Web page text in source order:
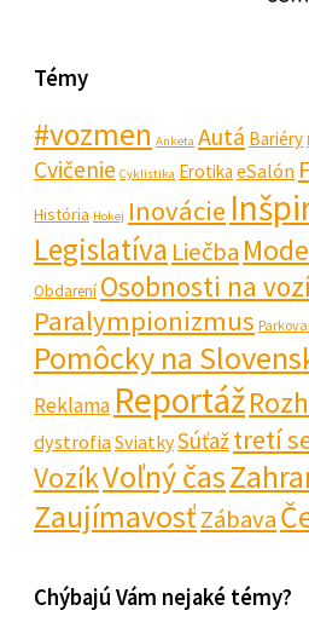
Témy
#vozmen Anketa Autá Bariéry
Cvičenie Cyklistika Erotika eSalón
História Hokej Inovácie
Legislatíva Liečba
Obdarení Osobnosti na
Paralympionizmus
Pomôcky na
Reklama Reportáž
dystrofiaSviatkySúťažtretí
VozíkVoľný čas
ZaujímavosťZábava
Chýbajú Vám nejaké témy?